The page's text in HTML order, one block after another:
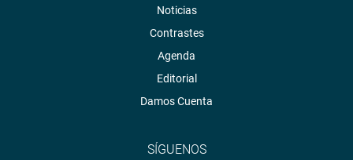
Noticias
Contrastes
Agenda
Editorial
Damos Cuenta
SÍGUENOS